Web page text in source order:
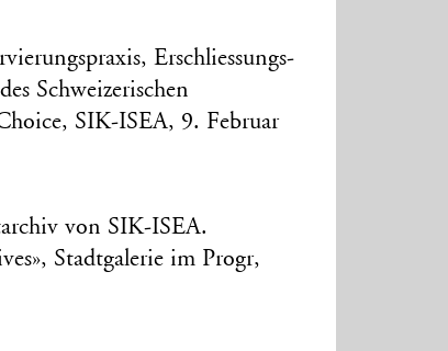
Erschliessungs-
Schweizerischen
SIK-ISEA, 9. Februar
von SIK-ISEA.
Stadtgalerie im Progr,